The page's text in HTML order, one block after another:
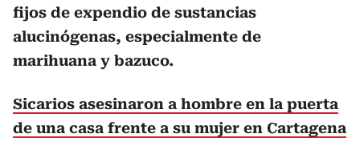
fijos de expendio de sustancias
alucinógenas, especialmente de
marihuana y bazuco.
Sicarios asesinaron a hombre en la puerta
de una casa frente a su mujer en Cartagena